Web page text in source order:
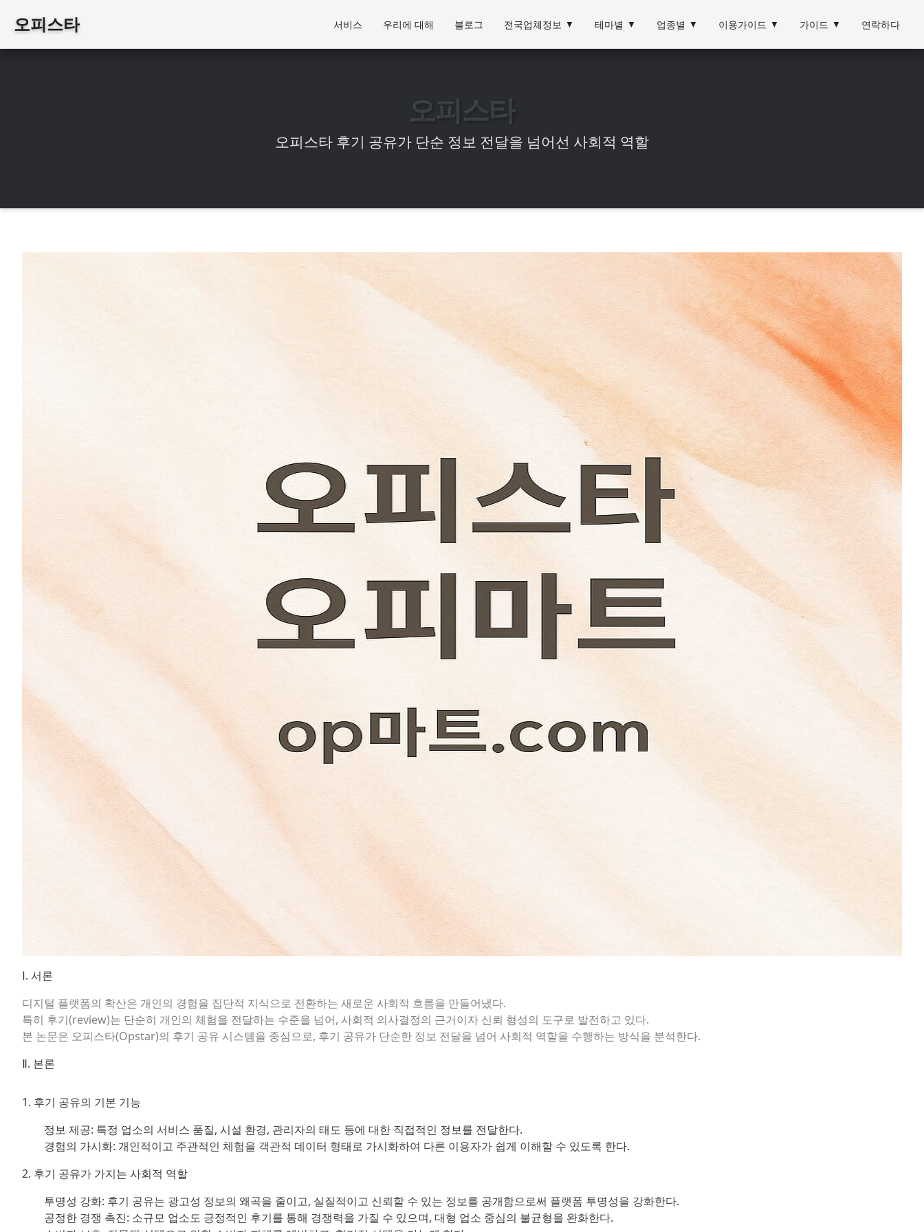
오피스타 서비스 우리에 대해 블로그 전국업체정보 ▼ 테마별 ▼ 업종별 ▼ 이용가이드 ▼ 가이드 ▼ 연락하다
오피스타
오피스타 후기 공유가 단순 정보 전달을 넘어선 사회적 역할
Ⅰ. 서론
디지털 플랫폼의 확산은 개인의 경험을 집단적 지식으로 전환하는 새로운 사회적 흐름을 만들어냈다.
특히 후기(review)는 단순히 개인의 체험을 전달하는 수준을 넘어, 사회적 의사결정의 근거이자 신뢰 형성의 도구로 발전하고 있다.
본 논문은 오피스타(Opstar)의 후기 공유 시스템을 중심으로, 후기 공유가 단순한 정보 전달을 넘어 사회적 역할을 수행하는 방식을 분석한다.
Ⅱ. 본론
1. 후기 공유의 기본 기능
정보 제공: 특정 업소의 서비스 품질, 시설 환경, 관리자의 태도 등에 대한 직접적인 정보를 전달한다.
경험의 가시화: 개인적이고 주관적인 체험을 객관적 데이터 형태로 가시화하여 다른 이용자가 쉽게 이해할 수 있도록 한다.
2. 후기 공유가 가지는 사회적 역할
투명성 강화: 후기 공유는 광고성 정보의 왜곡을 줄이고, 실질적이고 신뢰할 수 있는 정보를 공개함으로써 플랫폼 투명성을 강화한다.
공정한 경쟁 촉진: 소규모 업소도 긍정적인 후기를 통해 경쟁력을 가질 수 있으며, 대형 업소 중심의 불균형을 완화한다.